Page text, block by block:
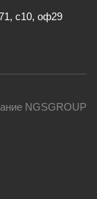
с10, оф29
NGSGROUP